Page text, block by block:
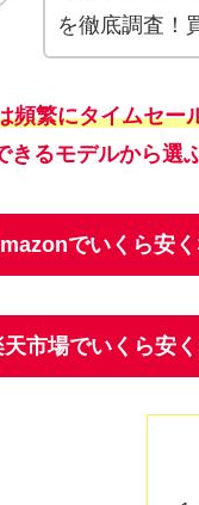
を徹底調査！
頻繁にタイムセー
きるモデルから選
でいくら安
天市場でいくら安